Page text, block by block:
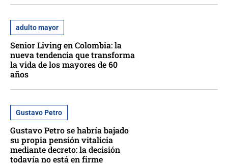
adulto mayor
Senior Living en Colombia: la
nueva tendencia que transforma
la vida de los mayores de 60
años
Gustavo Petro
Gustavo Petro se habría bajado
su propia pensión vitalicia
mediante decreto: la decisión
todavía no está en firme